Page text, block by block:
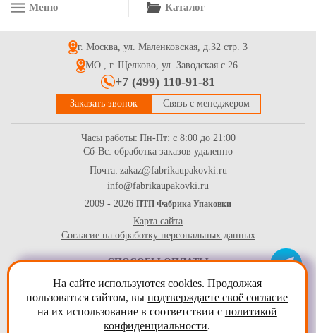
Меню Каталог
г. Москва, ул. Маленковская, д.32 стр. 3
МО., г. Щелково, ул. Заводская с 26.
+7 (499) 110-91-81
Заказать звонок Связь с менеджером
Часы работы: Пн-Пт: с 8:00 до 21:00
Сб-Вс: обработка заказов удаленно
Почта: zakaz@fabrikaupakovki.ru
info@fabrikaupakovki.ru
2009 - 2026 ПТП Фабрика Упаковки
Карта сайта
Согласие на обработку персональных данных
СПОСОБЫ ОПЛАТЫ
На сайте используются cookies. Продолжая
пользоваться сайтом, выподтверждаете своё согласие
на их использование в соответствии с политикой
конфиденциальности.